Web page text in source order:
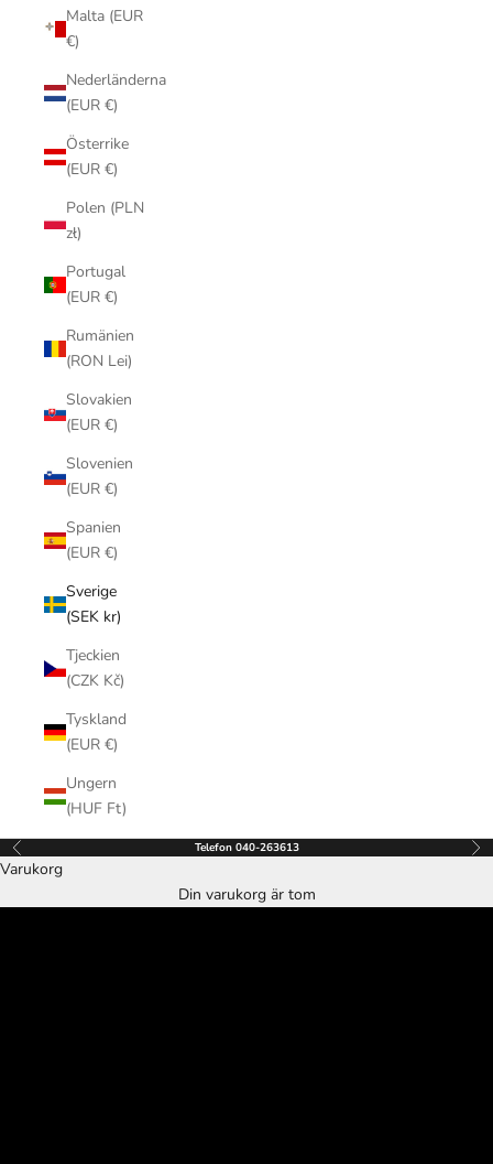
Malta (EUR
€)
Nederländerna
(EUR €)
Österrike
(EUR €)
Polen (PLN
zł)
Portugal
(EUR €)
Rumänien
(RON Lei)
Slovakien
(EUR €)
Slovenien
(EUR €)
Spanien
(EUR €)
Sverige
(SEK kr)
Tjeckien
(CZK Kč)
Tyskland
(EUR €)
Ungern
(HUF Ft)
Föregående Telefon 040-263613
Varukorg
Din varukorg är tom
Certina Limited Diver Kommer snart